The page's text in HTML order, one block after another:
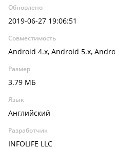
Обновлено
2019-06-27 19:06:51
Совместимость
Android 4.x, Android 5.x,
Размер
3.79 МБ
Язык
Английский
Разработчик
INFOLIFE LLC